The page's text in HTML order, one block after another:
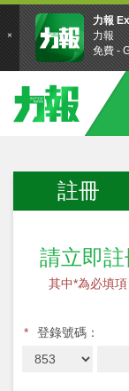
註冊
請立即註
其中*為必填項
* 登錄號碼：